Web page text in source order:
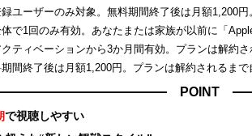
ユーザーのみ対象。無料期間終了後は月額1,200
で1回のみ有効。あなたまたは家族が以前に「
ティベーションから3か月間有効。プランは解約
間終了後は月額1,200円。プランは解約されるまで
POINT
で視聴しやすい